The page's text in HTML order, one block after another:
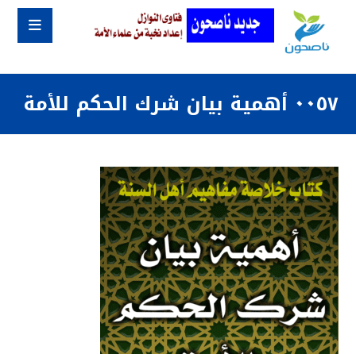
٠٠٥٧ أهمية بيان شرك الحكم للأمة